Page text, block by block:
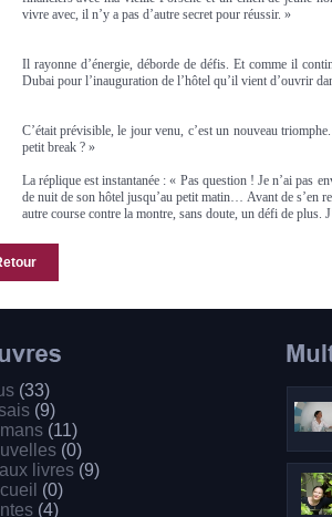
vivre avec, il n’y a pas d’autre secret pour réussir. »
Il rayonne d’énergie, déborde de défis. Et comme il
Dubai pour l’inauguration de l’hôtel qu’il vient d’ouvrir
C’était prévisible, le jour venu, c’est un nouveau
petit break ? »
La réplique est instantanée : « Pas question ! Je n’ai pas
de nuit de son hôtel jusqu’au petit matin… Avant de s’en
autre course contre la montre, sans doute, un défi de plus.
(33)
(9)
(11)
(0)
livres (9)
(0)
(4)